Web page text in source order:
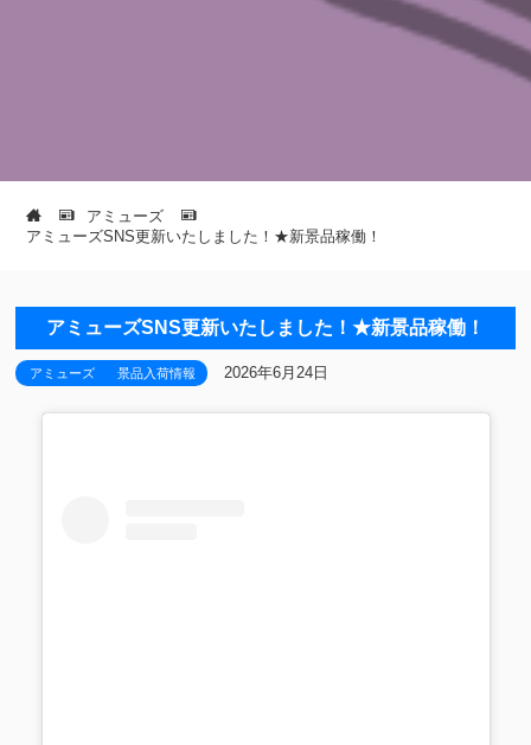
アミューズ
アミューズSNS更新いたしました！★新景品稼働！
アミューズSNS更新いたしました！★新景品稼働！
アミューズ 景品入荷情報 2026年6月24日